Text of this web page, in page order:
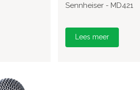
Sennheiser - MD421
Lees meer